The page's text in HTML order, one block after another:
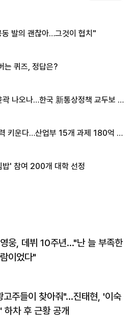
발의 괜찮아…그것이 협치"
는 퀴즈, 정답은?
나오나…한국 新통상정책 교두보 활
키운다…산업부 15개 과제 180억 지
밥' 참여 200개 대학 선정
웅, 데뷔 10주년…"난 늘 부족한
이었다"
고주들이 찾아줘"…진태현, '이숙
하차 후 근황 공개